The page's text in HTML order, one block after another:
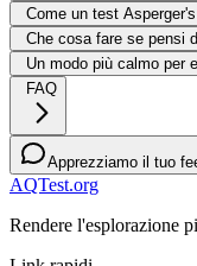
Come un test
Che cosa fare se pensi
Un modo più calmo per
FAQ
Apprezziamo il tuo
AQTest.org
Rendere l'esplorazione